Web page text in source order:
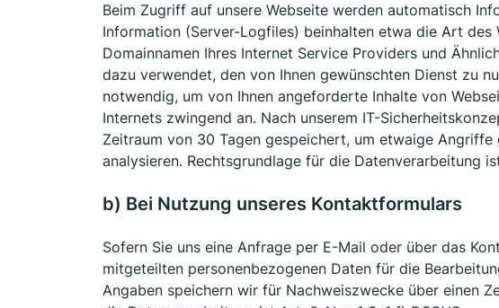
Beim Zugriff auf unsere Webseite werden automatisch
Information (Server-Logfiles) beinhalten etwa die Art
Domainnamen Ihres Internet Service Providers und
dazu verwendet, den von Ihnen gewünschten Dienst zu
notwendig, um von Ihnen angeforderte Inhalte von
Internets zwingend an. Nach unserem IT-
Zeitraum von 30 Tagen gespeichert, um etwaige Angriffe
analysieren. Rechtsgrundlage für die Datenverarbeitung
b) Bei Nutzung unseres Kontaktformulars
Sofern Sie uns eine Anfrage per E-Mail oder über das
mitgeteilten personenbezogenen Daten für die
Angaben speichern wir für Nachweiszwecke über einen